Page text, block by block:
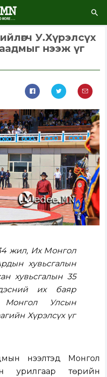
У.Хүрэлсүх
нээж үг
жил, Их Монгол
хувьсгалын
хувьсгалын 35
их баяр
Улсын
Хүрэлсүх үг
нээлтэд Монгол
урилгаар төрийн